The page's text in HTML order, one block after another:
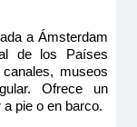
a Ámsterdam
de los Países
museos
Ofrece un
pie o en barco.